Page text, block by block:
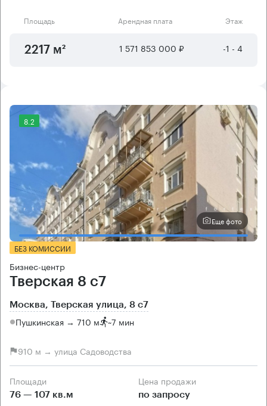
Площадь Арендная плата Этаж
2217 м² 1 571 853 000 ₽ -1 - 4
8.2
Еще фото
БЕЗ КОМИССИИ
Бизнес-центр
Тверская 8 с7
Москва, Тверская улица, 8 с7
Пушкинская → 710 м ~7 мин
910 м → улица Садоводства
Площади
76 — 107 кв.м
Цена продажи
по запросу